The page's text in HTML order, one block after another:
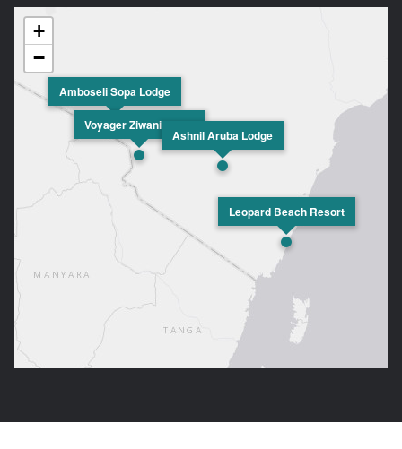
Amboseli Sopa Lodge
Voyager Ziwani Camp
Ashnil Aruba Lodge
Leopard Beach Resort
+
−